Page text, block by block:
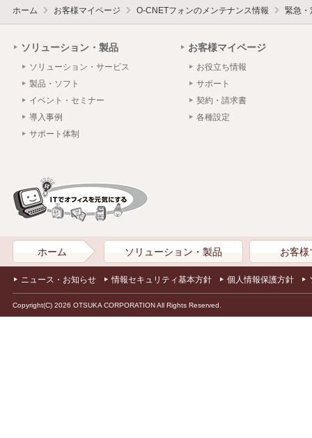
ホーム お客様マイページ O-CNETフォンのメンテナンス情報 緊急・
ソリューション・製品
ソリューション・サービス
製品・ソフト
イベント・セミナー
導入事例
サポート体制
お客様マイページ
お役立ち情報
サポート
契約・請求書
各種設定
ホーム ソリューション・製品 お客様
ニュース・お知らせ 情報セキュリティ基本方針 個人情報保護方針
Copyright(C) 2026 OTSUKA CORPORATION All Rights Reserved.